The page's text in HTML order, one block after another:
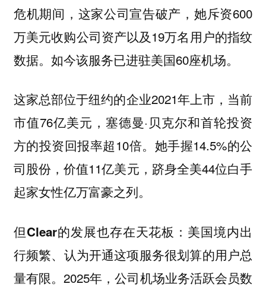
危机期间，这家公司宣告破产，她斥资600
万美元收购公司资产以及19万名用户的指纹
数据。如今该服务已进驻美国60座机场。
这家总部位于纽约的企业2021年上市，当前
市值76亿美元，塞德曼·贝克尔和首轮投资
方的投资回报率超10倍。她手握14.5%的公
司股份，价值11亿美元，跻身全美44位白手
起家女性亿万富豪之列。
但Clear的发展也存在天花板： 美国境内出
行频繁、认为开通这项服务很划算的用户总
量有限。2025年，公司机场业务活跃会员数